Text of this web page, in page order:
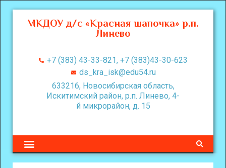
МКДОУ д/с «Красная шапочка» р.п.
Линево
+7 (383) 43-33-821, +7 (383)43-30-623
ds_kra_isk@edu54.ru
633216, Новосибирская область,
Искитимский район, р.п. Линево, 4-
й микрорайон, д. 15